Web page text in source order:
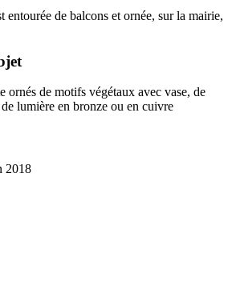
entourée de balcons et ornée, sur la mairie,
ornés de motifs végétaux avec vase, de
lumière en bronze ou en cuivre
2018